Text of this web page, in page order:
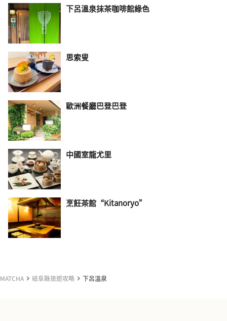
下呂溫泉抹茶咖啡館綠色
思索叟
歐洲餐廳巴登巴登
中國室龍尤里
烹飪茶館“Kitanoryo”
MATCHA 岐阜縣旅遊攻略 下呂溫泉